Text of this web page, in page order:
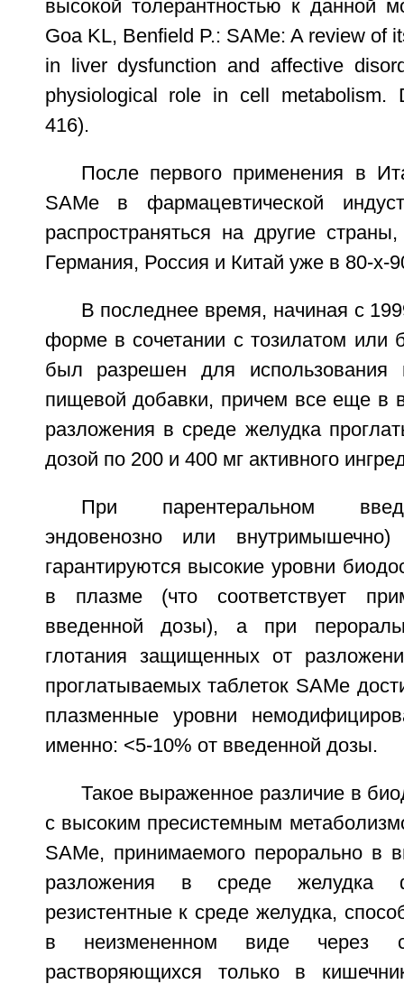
высокой толерантностью к данной
Goa KL, Benfield P.: SAMe: A review of
in liver dysfunction and affective
physiological role in cell metabolism.
416).
После первого применения в
SAMe в фармацевтической
распространяться на другие
Германия, Россия и Китай уже в 80-х-
В последнее время, начиная с
форме в сочетании с тозилатом или
был разрешен для
пищевой добавки, причем все еще в
разложения в среде желудка
дозой по 200 и 400 мг активного
При парентеральном
эндовенозно или внутримышечно)
гарантируются высокие уровни
в плазме (что соответствует
введенной дозы), а при
глотания защищенных от
проглатываемых таблеток SAMe
плазменные уровни
именно: <5-10% от введенной дозы.
Такое выраженное различие в
с высоким пресистемным
SAMe, принимаемого перорально в
разложения в среде желудка
резистентные к среде желудка,
в неизмененном виде через
растворяющихся только в